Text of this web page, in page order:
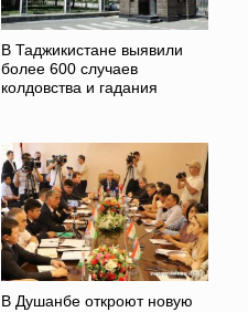
В Таджикистане выявили
более 600 случаев
колдовства и гадания
В Душанбе откроют новую